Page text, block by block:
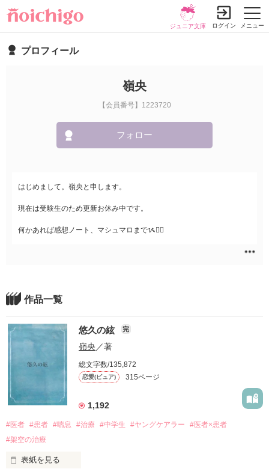
メニュー
ジュニア文庫 ログイン
プロフィール
嶺央
【会員番号】1223720
フォロー
はじめまして。嶺央と申します。
現在は受験生のため更新お休み中です。
何かあれば感想ノート、マシュマロまでᝰ✍🏻
作品一覧
悠久の絃 完
嶺央 ／著
総文字数/135,872
恋愛(ピュア) 315ページ
1,192
#医者 #患者 #喘息 #治療 #中学生 #ヤングケアラー
#医者×患者
#架空の治療
表紙を見る